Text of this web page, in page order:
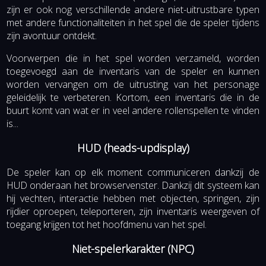
zijn er ook nog verschillende andere niet-uitrustbare typen
met andere functionaliteiten in het spel die de speler tijdens
zijn avontuur ontdekt.
Voorwerpen die in het spel worden verzameld, worden
toegevoegd aan de inventaris van de speler en kunnen
worden vervangen om de uitrusting van het personage
geleidelijk te verbeteren. Kortom, een inventaris die in de
buurt komt van wat er in veel andere rollenspellen te vinden
is...
HUD (heads-updisplay)
De speler kan op elk moment communiceren dankzij de
HUD onderaan het browservenster. Dankzij dit systeem kan
hij vechten, interactie hebben met objecten, springen, zijn
rijdier oproepen, teleporteren, zijn inventaris weergeven of
toegang krijgen tot het hoofdmenu van het spel.
Niet-spelerkarakter (NPC)